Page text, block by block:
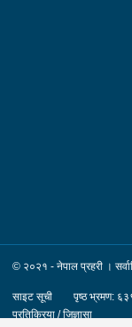
© २०२१ - नेपाल प्रहरी ।
साइट सूची पृष्ठ भ्रमण:
प्रतिक्रिया / जिज्ञासा